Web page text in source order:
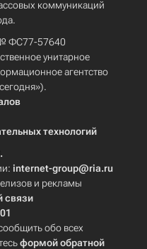
коммуникаций
№ ФС77-57640
унитарное
агентство
технологий
internet-group@ria.ru
и рекламы
связи
обо всех
формой обратной